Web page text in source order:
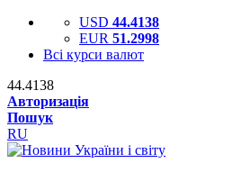
USD 44.4138
EUR 51.2998
Всі курси валют
44.4138
Авторизація
Пошук
RU